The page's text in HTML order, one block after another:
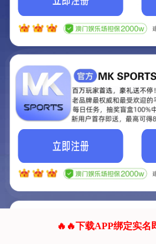
我们的网站正
它将是非常棒
联系我们!